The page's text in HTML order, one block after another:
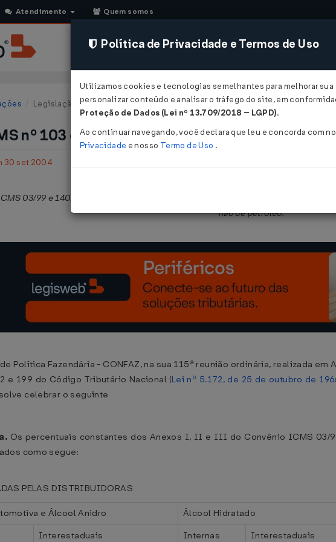
Atendimento Quem somos
CONSULTORIA SISTEMAS
Legislação Federal
nº 103 de 24/09/2004
30 set 2004
03/99 e 140/02, relativamente a percentuais de margem de valor agregado
não de petróleo.
Política Fazendária - CONFAZ, na sua 115ª reunião ordinária, realizada
e 199 do Código Tributário Nacional (Lei nº 5.172, de 25 de outubro de
celebrar o seguinte
Os percentuais constantes dos Anexos I, II e III do Convênio ICMS 03/
como segue:
PELAS DISTRIBUIDORAS
e Álcool Anidro Álcool Hidratado
Interestaduais Internas Interestaduais
Política de Privacidade e Termos de Uso
Utilizamos cookies e tecnologias semelhantes para melhorar
personalizar conteúdo e analisar o tráfego do site, em
Proteção de Dados (Lei nº 13.709/2018 – LGPD).
Ao continuar navegando, você declara que leu e concorda com
Privacidade e nosso Termo de Uso .